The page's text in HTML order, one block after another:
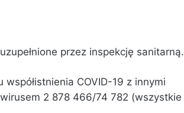
przez inspekcję sanitarną.
COVID-19 z innymi
2 878 466/74 782 (wszystkie